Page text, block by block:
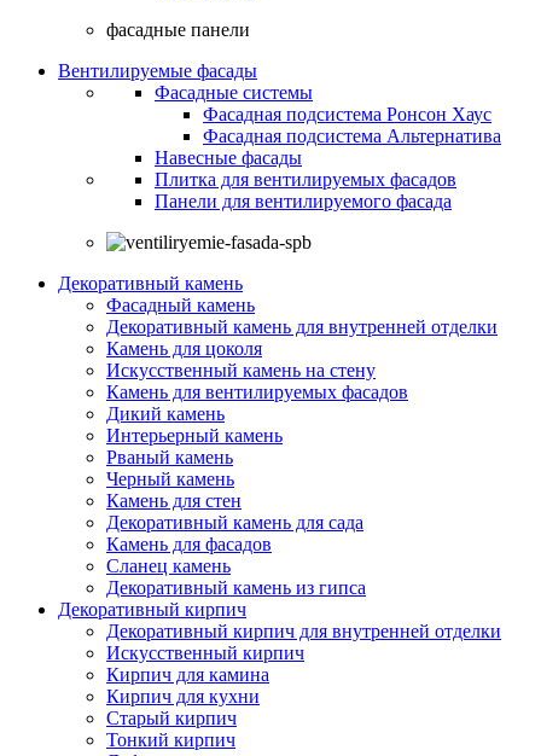
фасадные панели
Вентилируемые фасады
Фасадные системы
Фасадная подсистема Ронсон Хаус
Фасадная подсистема Альтернатива
Навесные фасады
Плитка для вентилируемых фасадов
Панели для вентилируемого фасада
Декоративный камень
Фасадный камень
Декоративный камень для внутренней отделки
Камень для цоколя
Искусственный камень на стену
Камень для вентилируемых фасадов
Дикий камень
Интерьерный камень
Рваный камень
Черный камень
Камень для стен
Декоративный камень для сада
Камень для фасадов
Сланец камень
Декоративный камень из гипса
Декоративный кирпич
Декоративный кирпич для внутренней отделки
Искусственный кирпич
Кирпич для камина
Кирпич для кухни
Старый кирпич
Тонкий кирпич